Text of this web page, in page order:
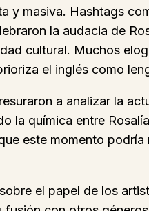
y masiva. Hashtags
la audacia de
cultural. Muchos
el inglés como
a analizar la
la química entre
este momento
el papel de los